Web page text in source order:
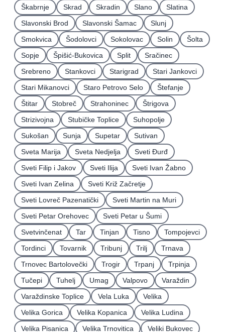
Škabrnje
Skrad Skradin Slano
Slatina
Slavonski Brod
Slavonski Šamac
Slunj
Smokvica
Šodolovci Sokolovac Solin
Šolta
Sopje
Špišić-Bukovica Split
Sračinec
Srebreno
Stankovci Starigrad
Stari Jankovci
Stari Mikanovci
Staro Petrovo Selo
Štefanje
Štitar
Stobreč Strahoninec
Štrigova
Strizivojna
Stubičke Toplice
Suhopolje
Sukošan
Sunja Supetar
Sutivan
Sveta Marija
Sveta Nedjelja
Sveti Ðurđ
Sveti Filip i Jakov
Sveti Ilija
Sveti Ivan Žabno
Sveti Ivan Zelina
Sveti Križ Začretje
Sveti Lovreč Pazenatički
Sveti Martin na Muri
Sveti Petar Orehovec
Sveti Petar u Šumi
Svetvinčenat
Tar Tinjan Tisno
Tompojevci
Tordinci
Tovarnik Tribunj Trilj
Trnava
Trnovec Bartolovečki
Trogir Trpanj
Trpinja
Tučepi
Tuhelj Umag Valpovo
Varaždin
Varaždinske Toplice
Vela Luka
Velika
Velika Gorica
Velika Kopanica
Velika Ludina
Velika Pisanica
Velika Trnovitica
Veliki Bukovec